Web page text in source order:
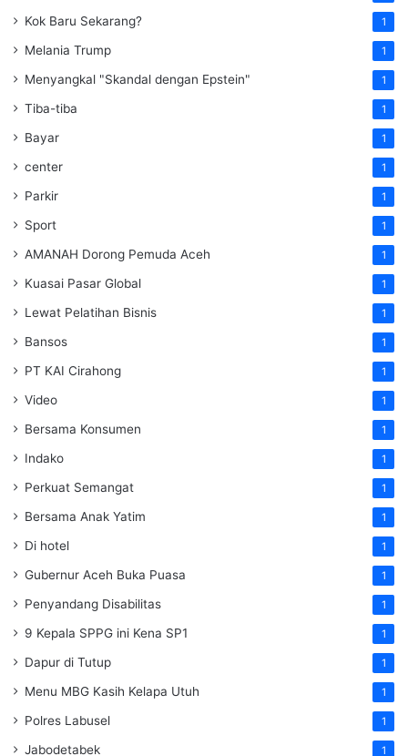
Kok Baru Sekarang? 1
Melania Trump 1
Menyangkal "Skandal dengan Epstein" 1
Tiba-tiba 1
Bayar 1
center 1
Parkir 1
Sport 1
AMANAH Dorong Pemuda Aceh 1
Kuasai Pasar Global 1
Lewat Pelatihan Bisnis 1
Bansos 1
PT KAI Cirahong 1
Video 1
Bersama Konsumen 1
Indako 1
Perkuat Semangat 1
Bersama Anak Yatim 1
Di hotel 1
Gubernur Aceh Buka Puasa 1
Penyandang Disabilitas 1
9 Kepala SPPG ini Kena SP1 1
Dapur di Tutup 1
Menu MBG Kasih Kelapa Utuh 1
Polres Labusel 1
Jabodetabek 1